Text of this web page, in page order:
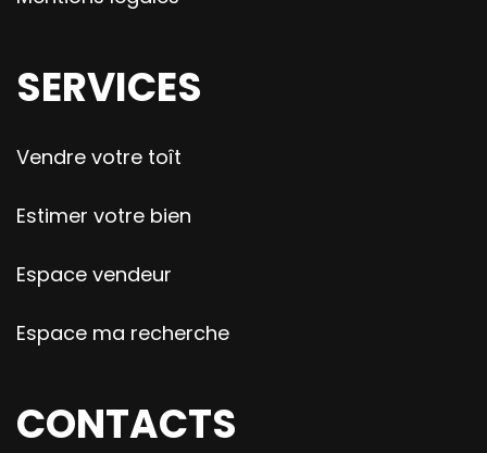
SERVICES
Vendre votre toît
Estimer votre bien
Espace vendeur
Espace ma recherche
CONTACTS